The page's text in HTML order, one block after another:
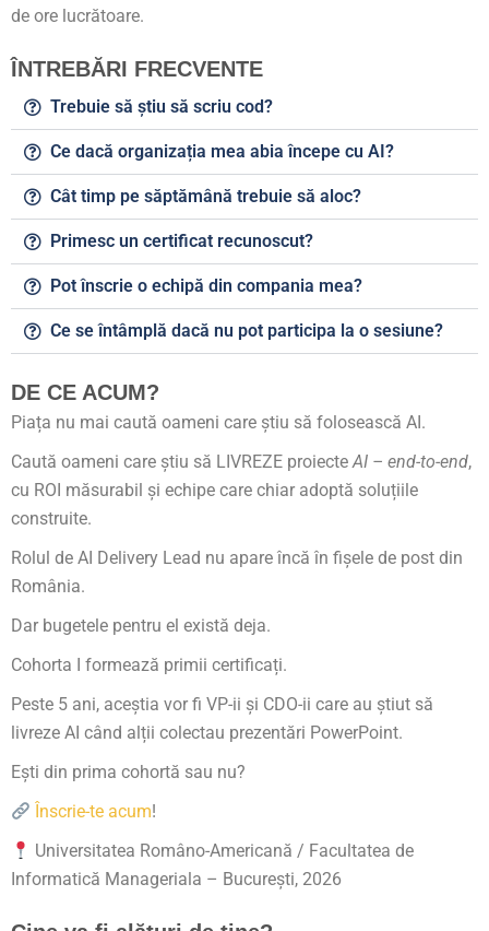
de ore lucrătoare.
ÎNTREBĂRI FRECVENTE
Trebuie să știu să scriu cod?
Ce dacă organizația mea abia începe cu AI?
Cât timp pe săptămână trebuie să aloc?
Primesc un certificat recunoscut?
Pot înscrie o echipă din compania mea?
Ce se întâmplă dacă nu pot participa la o sesiune?
DE CE ACUM?
Piața nu mai caută oameni care știu să folosească AI.
Caută oameni care știu să LIVREZE proiecteAI – end-to-end,
cu ROI măsurabil și echipe care chiar adoptă soluțiile
construite.
Rolul de AI Delivery Lead nu apare încă în fișele de post din
România.
Dar bugetele pentru el există deja.
Cohorta I formează primii certificați.
Peste 5 ani, aceștia vor fi VP-ii și CDO-ii care au știut să
livreze AI când alții colectau prezentări PowerPoint.
Ești din prima cohortă sau nu?
Înscrie-te acum!
Universitatea Româno-Americană / Facultatea de
Informatică Manageriala – București, 2026